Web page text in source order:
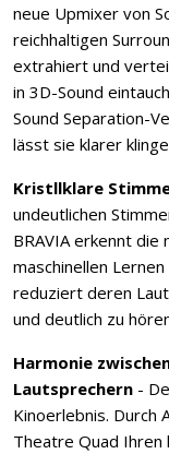
neue Upmixer von
reichhaltigen
extrahiert und
in 3D-Sound
Sound Separation-
lässt sie klarer
Kristllklare
undeutlichen
BRAVIA erkennt
maschinellen
reduziert deren
und deutlich zu
Harmonie
Lautsprechern -
Kinoerlebnis. Durch
Theatre Quad Ihren